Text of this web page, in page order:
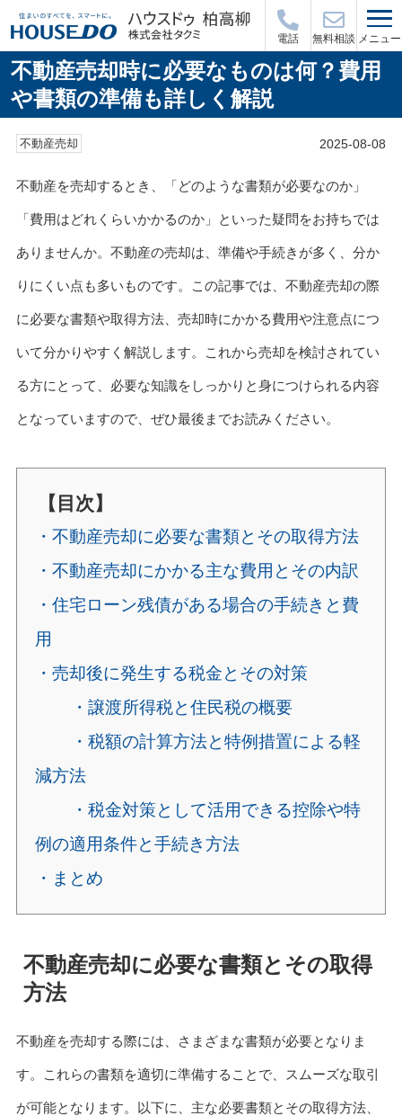
電話 無料相談 メニュー
不動産売却時に必要なものは何？費用
や書類の準備も詳しく解説
不動産売却 2025-08-08
不動産を売却するとき、「どのような書類が必要なのか」
「費用はどれくらいかかるのか」といった疑問をお持ちでは
ありませんか。不動産の売却は、準備や手続きが多く、分か
りにくい点も多いものです。この記事では、不動産売却の際
に必要な書類や取得方法、売却時にかかる費用や注意点につ
いて分かりやすく解説します。これから売却を検討されてい
る方にとって、必要な知識をしっかりと身につけられる内容
となっていますので、ぜひ最後までお読みください。
【目次】
・不動産売却に必要な書類とその取得方法
・不動産売却にかかる主な費用とその内訳
・住宅ローン残債がある場合の手続きと費
用
・売却後に発生する税金とその対策
・譲渡所得税と住民税の概要
・税額の計算方法と特例措置による軽
減方法
・税金対策として活用できる控除や特
例の適用条件と手続き方法
・まとめ
不動産売却に必要な書類とその取得
方法
不動産を売却する際には、さまざまな書類が必要となりま
す。これらの書類を適切に準備することで、スムーズな取引
が可能となります。以下に、主な必要書類とその取得方法、